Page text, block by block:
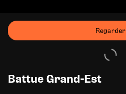
Regarder
Battue Grand-Est